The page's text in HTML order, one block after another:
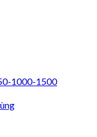
1000-1500